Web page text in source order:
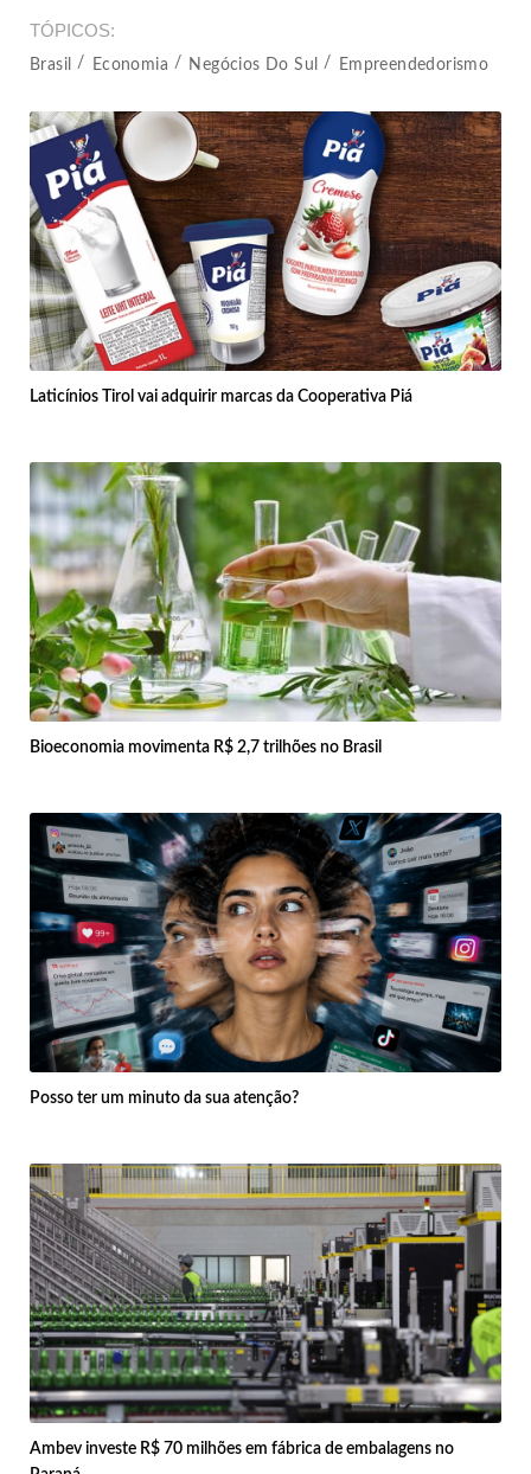
TÓPICOS
Brasil Economia Negócios Do Sul Empreendedorismo
Laticínios Tirol vai adquirir marcas da Cooperativa Piá
Bioeconomia movimenta R$ 2,7 trilhões no Brasil
Posso ter um minuto da sua atenção?
Ambev investe R$ 70 milhões em fábrica de embalagens no